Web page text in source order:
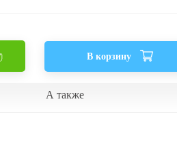
В корзину
А также